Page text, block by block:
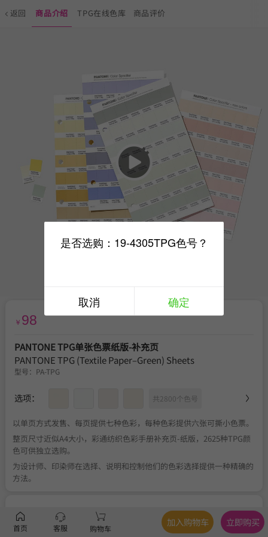
返回 商品介绍 TPG在线色库 商品评价
￥ 98
PANTONE TPG单张色票纸版-补充页
PANTONE TPG (Textile Paper–Green) Sheets
型号： PA-TPG
选项： 共2800个色号
以单页方式发售、每页提供七种色彩，每种色彩提供六张可撕小色票。
整页尺寸近似A4大小，彩通纺织色彩手册补充页-纸版，2625种TPG颜
色可供独立选购。
为设计师、印染师在选择、说明和控制他们的色彩选择提供一种精确的
方法。
服务 官方正品 关于税费 、不可退换
首页 客服 购物车
加入购物车 立即购买
是否选购：19-4305TPG色号？
取消 确定